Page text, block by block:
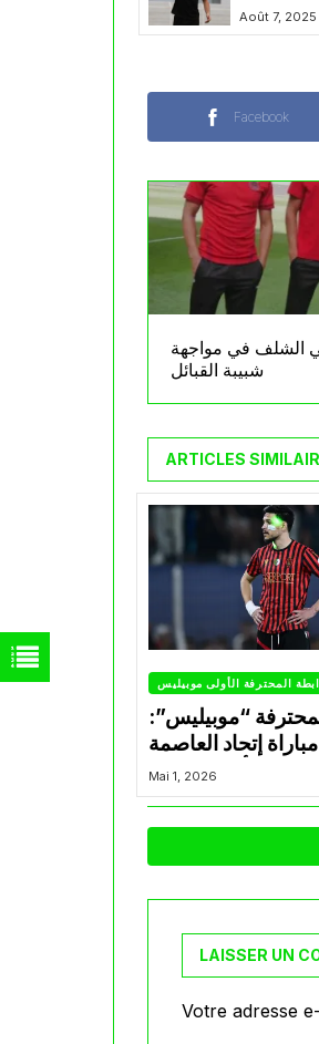
Août 7, 2025
Facebook
الشلف في مواجهة
شبيبة القبائل
ARTICLES
المحترفة الأولى موبيليس
“موبيليس”:
إتحاد العاصمة
وأتلتيك بارادو
Mai 1, 2026
LAISSER UN
Votre adresse